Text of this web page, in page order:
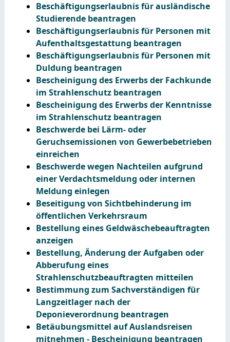
Beschäftigungserlaubnis für ausländische
Studierende beantragen
Beschäftigungserlaubnis für Personen mit
Aufenthaltsgestattung beantragen
Beschäftigungserlaubnis für Personen mit
Duldung beantragen
Bescheinigung des Erwerbs der Fachkunde
im Strahlenschutz beantragen
Bescheinigung des Erwerbs der Kenntnisse
im Strahlenschutz beantragen
Beschwerde bei Lärm- oder
Geruchsemissionen von Gewerbebetrieben
einreichen
Beschwerde wegen Nachteilen aufgrund
einer Verdachtsmeldung oder internen
Meldung einlegen
Beseitigung von Sichtbehinderung im
öffentlichen Verkehrsraum
Bestellung eines Geldwäschebeauftragten
anzeigen
Bestellung, Änderung der Aufgaben oder
Abberufung eines
Strahlenschutzbeauftragten mitteilen
Bestimmung zum Sachverständigen für
Langzeitlager nach der
Deponieverordnung beantragen
Betäubungsmittel auf Auslandsreisen
mitnehmen - Bescheinigung beantragen